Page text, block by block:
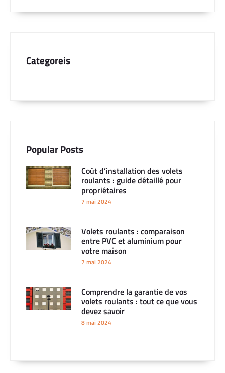
Categoreis
Popular Posts
Coût d’installation des volets
roulants : guide détaillé pour
propriétaires
7 mai 2024
Volets roulants : comparaison
entre PVC et aluminium pour
votre maison
7 mai 2024
Comprendre la garantie de vos
volets roulants : tout ce que vous
devez savoir
8 mai 2024